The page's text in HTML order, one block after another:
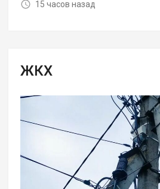
15 часов назад
ЖКХ